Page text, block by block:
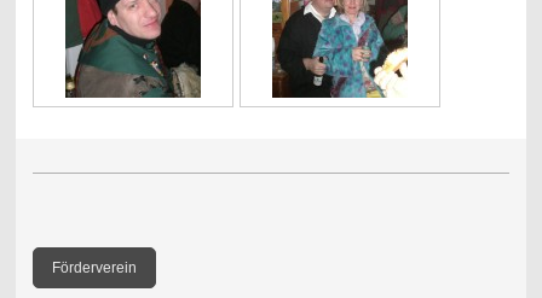
Förderverein